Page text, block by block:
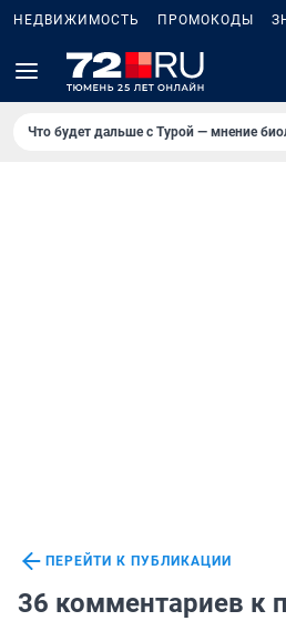
НЕДВИЖИМОСТЬ ПРОМОКОДЫ
Что будет дальше с Турой — мнение
ПЕРЕЙТИ К ПУБЛИКАЦИИ
36 комментариев к